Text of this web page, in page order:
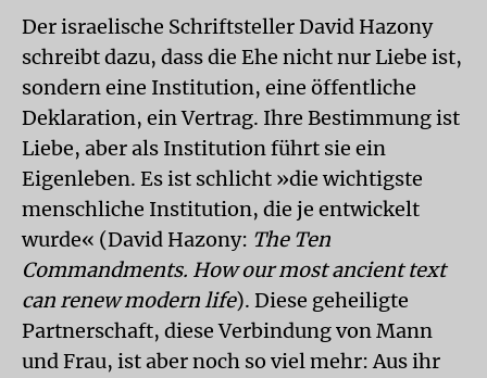
Der israelische Schriftsteller David Hazony
schreibt dazu, dass die Ehe nicht nur Liebe ist,
sondern eine Institution, eine öffentliche
Deklaration, ein Vertrag. Ihre Bestimmung ist
Liebe, aber als Institution führt sie ein
Eigenleben. Es ist schlicht »die wichtigste
menschliche Institution, die je entwickelt
wurde« (David Hazony: The Ten
Commandments. How our most ancient text
can renew modern life). Diese geheiligte
Partnerschaft, diese Verbindung von Mann
und Frau, ist aber noch so viel mehr: Aus ihr